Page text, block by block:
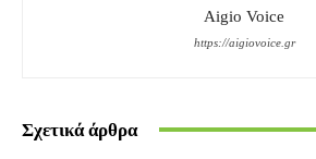
Aigio Voice
https://aigiovoice.gr
Σχετικά άρθρα